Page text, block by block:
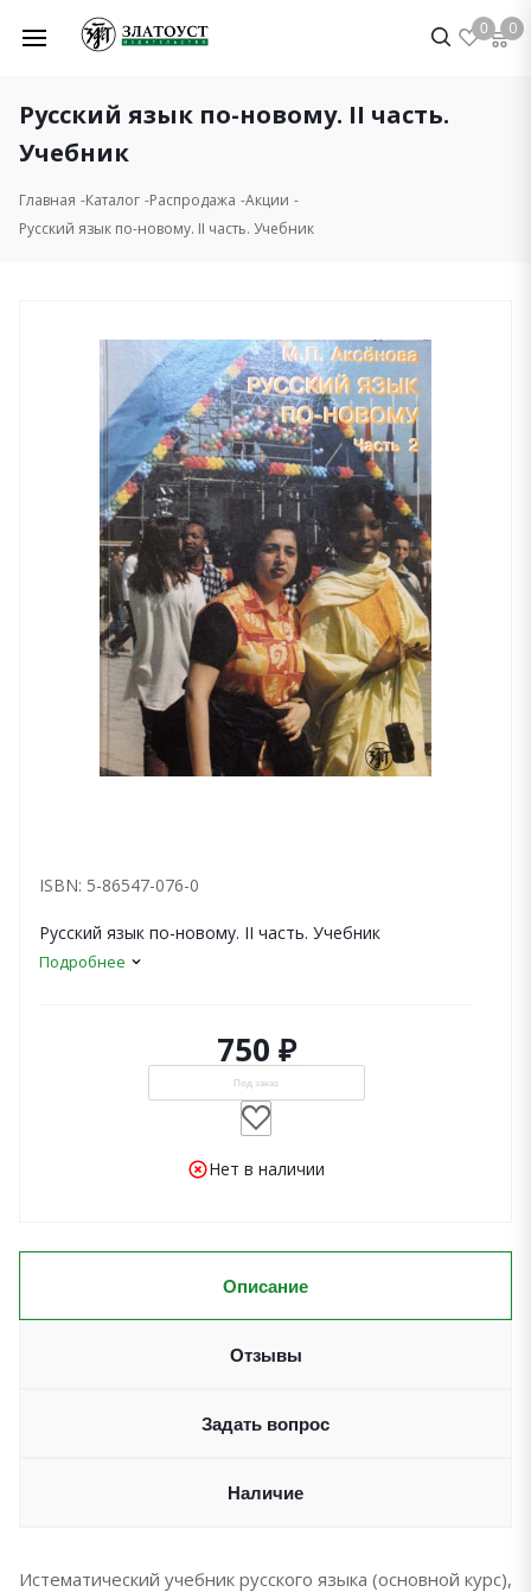
0 0
Русский язык по-новому. II часть.
Учебник
Главная Каталог Распродажа Акции
Русский язык по-новому. II часть. Учебник
ISBN: 5-86547-076-0
Русский язык по-новому. II часть. Учебник
Подробнее
750 ₽
Под заказ
Нет в наличии
Описание
Отзывы
Задать вопрос
Наличие
Истематический учебник русского языка (основной курс),